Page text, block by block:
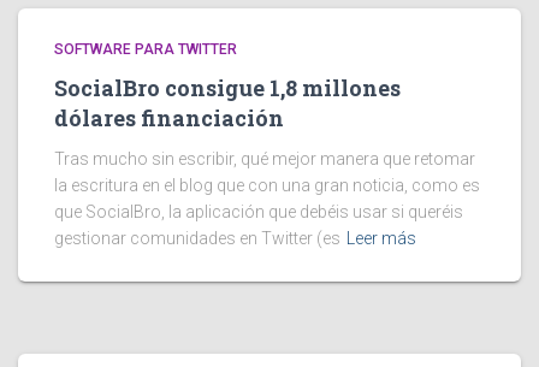
SOFTWARE PARA TWITTER
SocialBro consigue 1,8 millones
dólares financiación
Tras mucho sin escribir, qué mejor manera que retomar
la escritura en el blog que con una gran noticia, como es
que SocialBro, la aplicación que debéis usar si queréis
gestionar comunidades en Twitter (es
Leer más